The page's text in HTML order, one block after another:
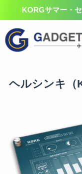
KORGサマー・
ヘルシンキ（